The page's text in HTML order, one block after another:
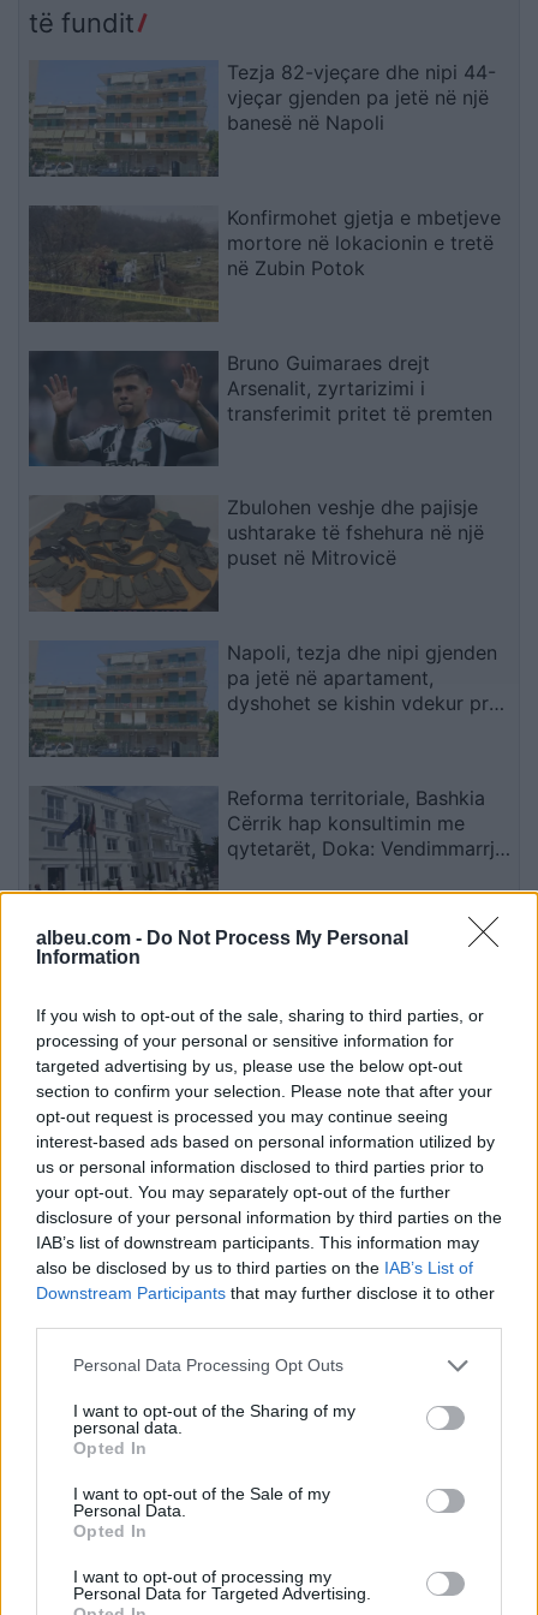
albeu.com - Do Not Process My Personal
Information
If you wish to opt-out of the sale, sharing to third parties, or
processing of your personal or sensitive information for
targeted advertising by us, please use the below opt-out
section to confirm your selection. Please note that after your
opt-out request is processed you may continue seeing
interest-based ads based on personal information utilized by
us or personal information disclosed to third parties prior to
your opt-out. You may separately opt-out of the further
disclosure of your personal information by third parties on the
IAB’s list of downstream participants. This information may
also be disclosed by us to third parties on the IAB’s List of
Downstream Participants that may further disclose it to other
Personal Data Processing Opt Outs
I want to opt-out of the Sharing of my
personal data.
Opted In
I want to opt-out of the Sale of my
Personal Data.
Opted In
I want to opt-out of processing my
Personal Data for Targeted Advertising.
të fundit
Tezja 82-vjeçare dhe nipi 44-
vjeçar gjenden pa jetë në një
banesë në Napoli
Konfirmohet gjetja e mbetjeve
mortore në lokacionin e tretë
në Zubin Potok
Bruno Guimaraes drejt
Arsenalit, zyrtarizimi i
transferimit pritet të premten
Zbulohen veshje dhe pajisje
ushtarake të fshehura në një
puset në Mitrovicë
Napoli, tezja dhe nipi gjenden
pa jetë në apartament,
dyshohet se kishin vdekur prej
Reforma territoriale, Bashkia
Cërrik hap konsultimin me
qytetarët, Doka: Vendimmarrja
komunitetit
Shkatërrohet në Spanjë rrjeti i
skafe të sekuestruara
Esim for Global|Esim for Europe
for Turkey|Esim for Germany|Esim for Greece |